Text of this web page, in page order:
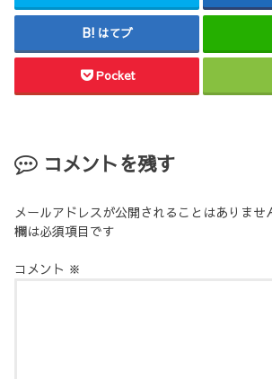
はてブ
Pocket
コメントを残す
メールアドレスが公開されることはありませ
欄は必須項目です
コメント ※